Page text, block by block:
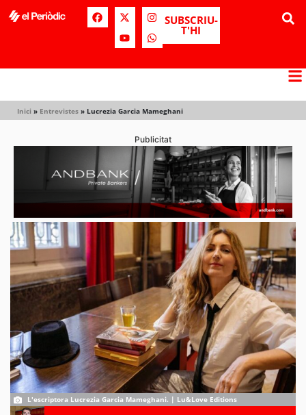
SUBSCRIU-
T'HI
Inici » Entrevistes » Lucrezia Garcia Mameghani
Publicitat
L'escriptora Lucrezia Garcia Mameghani. | Lu&Love Editions